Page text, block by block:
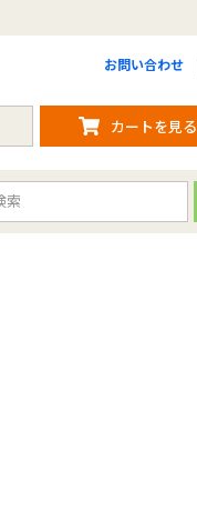
お問い合わせ
カートを見る